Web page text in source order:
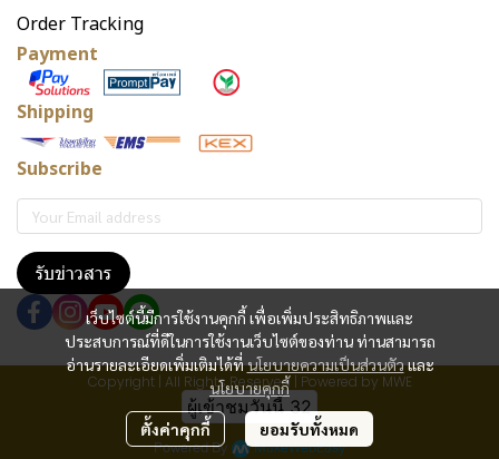
เว็บไซต์นี้มีการใช้งานคุกกี้ เพื่อเพิ่มประสิทธิภาพและ
ประสบการณ์ที่ดีในการใช้งานเว็บไซต์ของท่าน ท่านสามารถ
อ่านรายละเอียดเพิ่มเติมได้ที่นโยบายความเป็นส่วนตัวและ
นโยบายคุกกี้
ตั้งค่าคุกกี้ ยอมรับทั้งหมด
Order Tracking
Payment
Shipping
Subscribe
รับข่าวสาร
Copyright | All Rights Reserved | Powered by MWE
ผู้เข้าชมวันนี้32
Powered By MakeWebEasy